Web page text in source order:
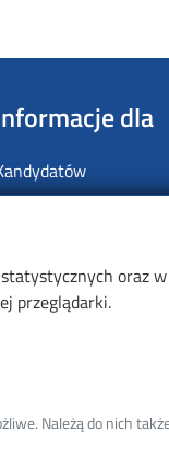
oraz
przeglądarki.
Należą do nich
dla